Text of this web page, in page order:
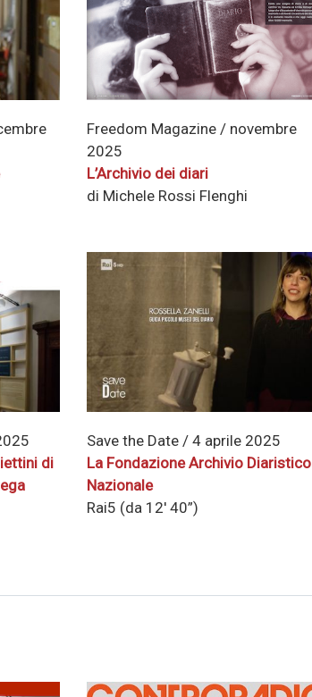
Freedom Magazine / novembre
2025
L’Archivio dei diari
di Michele Rossi Flenghi
di
Save the Date / 4 aprile 2025
La Fondazione Archivio Diaristico
Nazionale
Rai5 (da 12′ 40”)